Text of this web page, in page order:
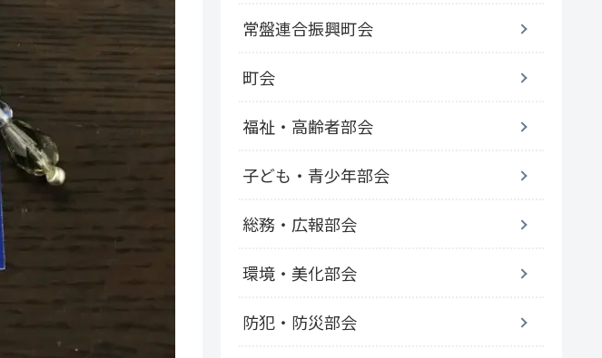
常盤連合振興町会
町会
福祉・高齢者部会
子ども・青少年部会
総務・広報部会
環境・美化部会
防犯・防災部会